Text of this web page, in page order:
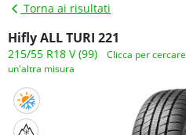
Torna ai risultati
Hifly ALL TURI 221
215/55 R18 V (99)
Clicca per cercare
un'altra misura